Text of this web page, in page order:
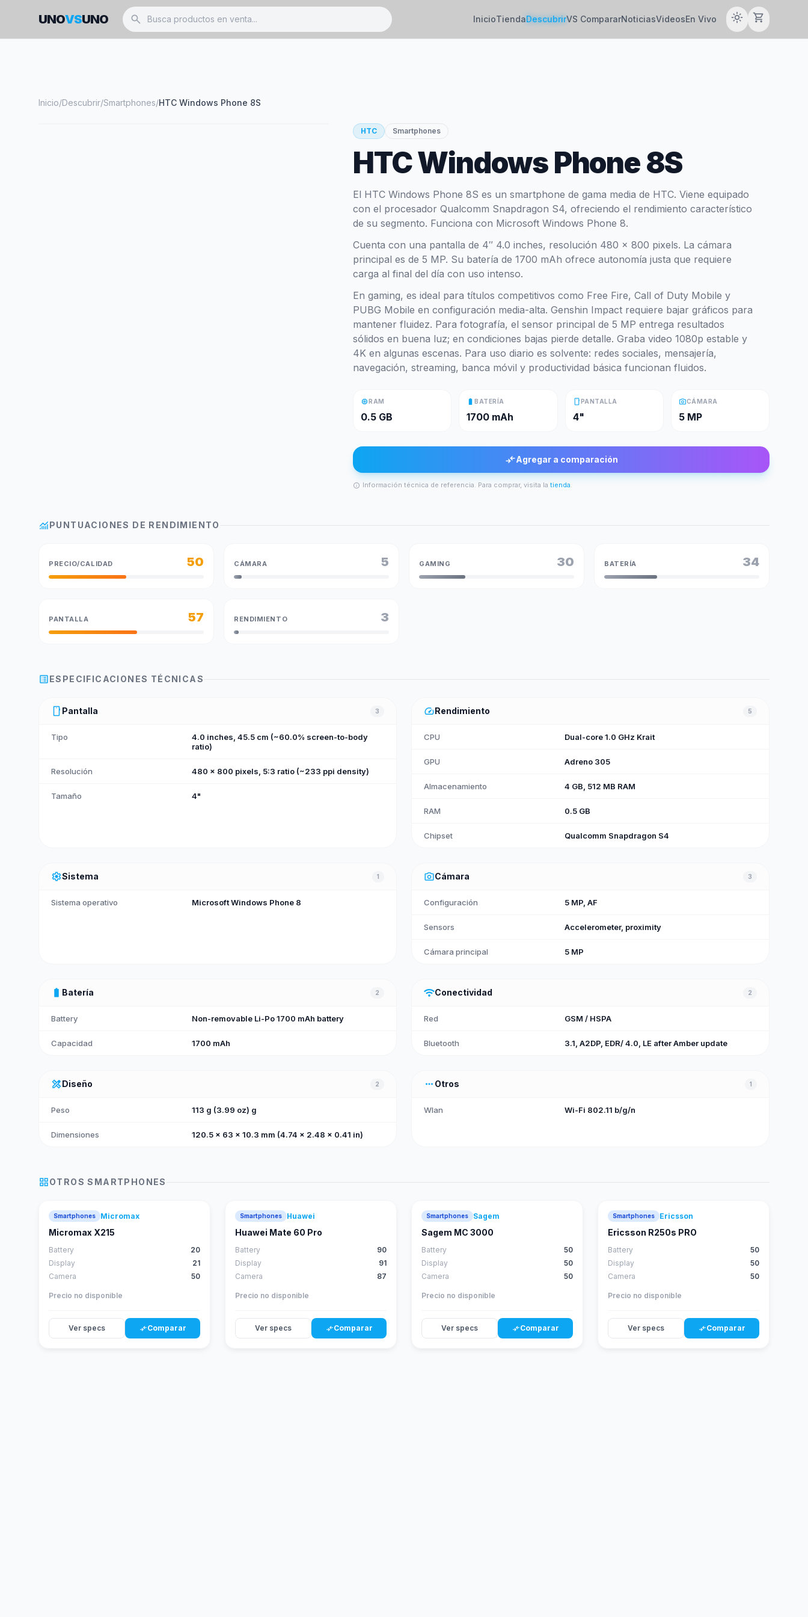
UNOVSUNO search InicioTiendaDescubrirVS CompararNoticiasVideosEn Vivo light_mode shopping_cart
Inicio/Descubrir/Smartphones/HTC Windows Phone 8S
HTC Smartphones
HTC Windows Phone 8S
El HTC Windows Phone 8S es un smartphone de gama media de HTC. Viene equipado
con el procesador Qualcomm Snapdragon S4, ofreciendo el rendimiento característico
de su segmento. Funciona con Microsoft Windows Phone 8.
Cuenta con una pantalla de 4″ 4.0 inches, resolución 480 x 800 pixels. La cámara
principal es de 5 MP. Su batería de 1700 mAh ofrece autonomía justa que requiere
carga al final del día con uso intenso.
En gaming, es ideal para títulos competitivos como Free Fire, Call of Duty Mobile y
PUBG Mobile en configuración media-alta. Genshin Impact requiere bajar gráficos para
mantener fluidez. Para fotografía, el sensor principal de 5 MP entrega resultados
sólidos en buena luz; en condiciones bajas pierde detalle. Graba video 1080p estable y
4K en algunas escenas. Para uso diario es solvente: redes sociales, mensajería,
navegación, streaming, banca móvil y productividad básica funcionan fluidos.
memoryRAM
0.5 GB
battery_fullBATERÍA
1700 mAh
smartphonePANTALLA
4"
photo_cameraCÁMARA
5 MP
compare_arrowsAgregar a comparación
info Información técnica de referencia. Para comprar, visita la tienda.
monitoringPUNTUACIONES DE RENDIMIENTO
PRECIO/CALIDAD 50 CÁMARA 5 GAMING 30 BATERÍA 34
PANTALLA 57 RENDIMIENTO 3
list_altESPECIFICACIONES TÉCNICAS
smartphone Pantalla 3
Tipo
4.0 inches, 45.5 cm (~60.0% screen-to-body
ratio)
Resolución 480 x 800 pixels, 5:3 ratio (~233 ppi density)
Tamaño 4"
speedRendimiento 5
CPU Dual-core 1.0 GHz Krait
GPU Adreno 305
Almacenamiento 4 GB, 512 MB RAM
RAM 0.5 GB
Chipset Qualcomm Snapdragon S4
settingsSistema 1
Sistema operativo Microsoft Windows Phone 8
photo_cameraCámara 3
Configuración 5 MP, AF
Sensors Accelerometer, proximity
Cámara principal 5 MP
battery_full Batería 2
Battery Non-removable Li-Po 1700 mAh battery
Capacidad 1700 mAh
wifiConectividad 2
Red GSM / HSPA
Bluetooth 3.1, A2DP, EDR/ 4.0, LE after Amber update
design_servicesDiseño 2
Peso 113 g (3.99 oz) g
Dimensiones 120.5 x 63 x 10.3 mm (4.74 x 2.48 x 0.41 in)
more_horiz Otros 1
Wlan Wi-Fi 802.11 b/g/n
grid_viewOTROSSMARTPHONES
Smartphones Micromax
Micromax X215
Battery
20
Display
21
Camera
50
Precio no disponible
Ver specs compare_arrowsComparar
Smartphones Huawei
Huawei Mate 60 Pro
Battery
90
Display
91
Camera
87
Precio no disponible
Ver specs compare_arrowsComparar
Smartphones Sagem
Sagem MC 3000
Battery
50
Display
50
Camera
50
Precio no disponible
Ver specs compare_arrowsComparar
Smartphones Ericsson
Ericsson R250s PRO
Battery
50
Display
50
Camera
50
Precio no disponible
Ver specs compare_arrowsComparar